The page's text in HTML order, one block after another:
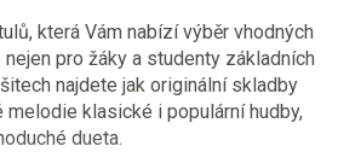
která Vám nabízí výběr vhodných
pro žáky a studenty základních
najdete jak originální skladby
melodie klasické i populární hudby,
dueta.